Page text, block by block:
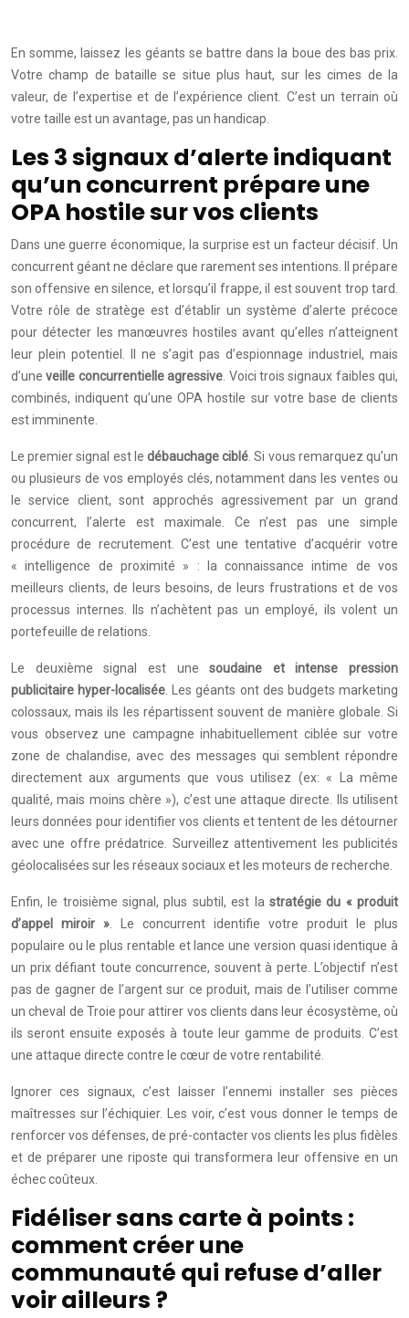
En somme, laissez les géants se battre dans la boue des bas prix.
Votre champ de bataille se situe plus haut, sur les cimes de la
valeur, de l’expertise et de l’expérience client. C’est un terrain où
votre taille est un avantage, pas un handicap.
Les 3 signaux d’alerte indiquant
qu’un concurrent prépare une
OPA hostile sur vos clients
Dans une guerre économique, la surprise est un facteur décisif. Un
concurrent géant ne déclare que rarement ses intentions. Il prépare
son offensive en silence, et lorsqu’il frappe, il est souvent trop tard.
Votre rôle de stratège est d’établir un système d’alerte précoce
pour détecter les manœuvres hostiles avant qu’elles n’atteignent
leur plein potentiel. Il ne s’agit pas d’espionnage industriel, mais
d’uneveille concurrentielle agressive . Voici trois signaux faibles qui,
combinés, indiquent qu’une OPA hostile sur votre base de clients
est imminente.
Le premier signal est le débauchage ciblé . Si vous remarquez qu’un
ou plusieurs de vos employés clés, notamment dans les ventes ou
le service client, sont approchés agressivement par un grand
concurrent, l’alerte est maximale. Ce n’est pas une simple
procédure de recrutement. C’est une tentative d’acquérir votre
« intelligence de proximité » : la connaissance intime de vos
meilleurs clients, de leurs besoins, de leurs frustrations et de vos
processus internes. Ils n’achètent pas un employé, ils volent un
portefeuille de relations.
Le deuxième signal est unesoudaine et intense pression
publicitaire hyper-localisée . Les géants ont des budgets marketing
colossaux, mais ils les répartissent souvent de manière globale. Si
vous observez une campagne inhabituellement ciblée sur votre
zone de chalandise, avec des messages qui semblent répondre
directement aux arguments que vous utilisez (ex: « La même
qualité, mais moins chère »), c’est une attaque directe. Ils utilisent
leurs données pour identifier vos clients et tentent de les détourner
avec une offre prédatrice. Surveillez attentivement les publicités
géolocalisées sur les réseaux sociaux et les moteurs de recherche.
Enfin, le troisième signal, plus subtil, est la stratégie du « produit
d’appel miroir » . Le concurrent identifie votre produit le plus
populaire ou le plus rentable et lance une version quasi identique à
un prix défiant toute concurrence, souvent à perte. L’objectif n’est
pas de gagner de l’argent sur ce produit, mais de l’utiliser comme
un cheval de Troie pour attirer vos clients dans leur écosystème, où
ils seront ensuite exposés à toute leur gamme de produits. C’est
une attaque directe contre le cœur de votre rentabilité.
Ignorer ces signaux, c’est laisser l’ennemi installer ses pièces
maîtresses sur l’échiquier. Les voir, c’est vous donner le temps de
renforcer vos défenses, de pré-contacter vos clients les plus fidèles
et de préparer une riposte qui transformera leur offensive en un
échec coûteux.
Fidéliser sans carte à points :
comment créer une
communauté qui refuse d’aller
voir ailleurs ?